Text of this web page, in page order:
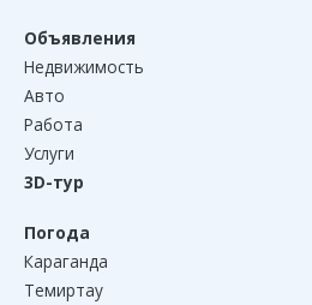
Объявления
Недвижимость
Авто
Работа
Услуги
3D-тур
Погода
Караганда
Темиртау